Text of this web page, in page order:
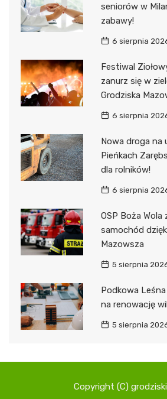
seniorów w
zabawy!
6 sierpnia
Festiwal
zanurz się w
Grodziska
6 sierpnia
Nowa droga na
Pieńkach
dla rolników!
6 sierpnia
OSP Boża
samochód
Mazowsza
5 sierpnia
Podkowa
na renowację
5 sierpnia
Copyright (C)